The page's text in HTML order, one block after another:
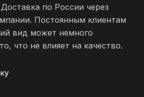
по России через
Постоянным клиентам
вид может немного
что не влияет на качество.